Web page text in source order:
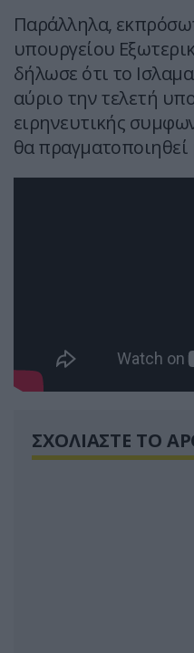
Παράλληλα,
υπουργείου
δήλωσε ότι το
αύριο την τελετή
ειρηνευτικής
θα
ΣΧΟΛΙΑΣΤΕ ΤΟ